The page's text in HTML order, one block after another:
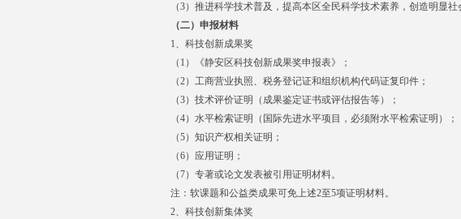
（3）推进科学技术普及，提高本区全民科学技术素养，创造明显社
（二）申报材料
1、科技创新成果奖
（ 1 ）《静安区科技创新成果奖申报表》；
（2）工商营业执照、税务登记证和组织机构代码证复印件；
（3）技术评价证明（成果鉴定证书或评估报告等）；
（4）水平检索证明（国际先进水平项目，必须附水平检索证明）；
（5）知识产权相关证明；
（6）应用证明；
（7）专著或论文发表被引用证明材料。
注：软课题和公益类成果可免上述2至5项证明材料。
2、科技创新集体奖